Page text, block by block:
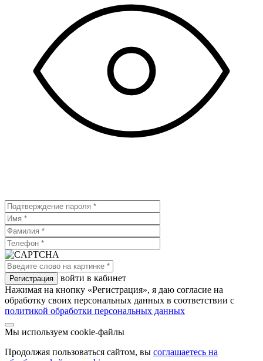
войти в кабинет
Нажимая на кнопку «Регистрация», я даю согласие на
обработку своих персональных данных в соответствии с
политикой обработки персональных данных
Мы используем cookie-файлы
Продолжая пользоваться сайтом, вы соглашаетесь на